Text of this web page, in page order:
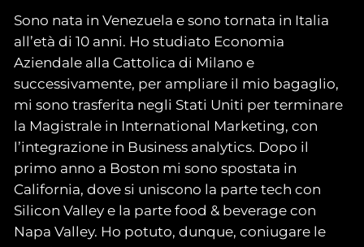
Sono nata in Venezuela e sono tornata in Italia
all’età di 10 anni. Ho studiato Economia
Aziendale alla Cattolica di Milano e
successivamente, per ampliare il mio bagaglio,
mi sono trasferita negli Stati Uniti per terminare
la Magistrale in International Marketing, con
l’integrazione in Business analytics. Dopo il
primo anno a Boston mi sono spostata in
California, dove si uniscono la parte tech con
Silicon Valley e la parte food & beverage con
Napa Valley. Ho potuto, dunque, coniugare le